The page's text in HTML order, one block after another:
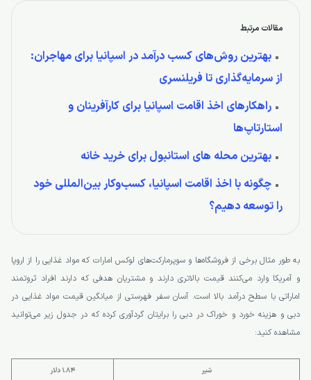
مقالات مرتبط
بهترین روش‌های کسب درآمد در اسپانیا برای مهاجران:
از سرمایه‌گذاری تا فریلنسری
راهکارهای اخذ اقامت اسپانیا برای کارآفرینان و
استارتاپ‌ها
بهترین محله های استانبول برای خرید خانه
چگونه با اخذ اقامت اسپانیا، کسب‌وکار بین‌المللی خود
را توسعه دهیم؟
به طور مثال برخی از فروشگاه‌ها و سوپرمارکت‌های لوکس امارات که مواد غذایی را از اروپا
و آمریکا وارد می‌کنند قیمت بالاتری دارند و مشتریان هدفی که دارند افراد ثروتمند
اماراتی با سطح درآمد بالا است. آسان سفر فهرستی از میانگین قیمت مواد غذایی در
دبی و هزینه خورد و خوراک در دبی را برایتان گردآوری کرده که در جدول زیر می‌توانید
مشاهده کنید:
شیر 1.84 دلار